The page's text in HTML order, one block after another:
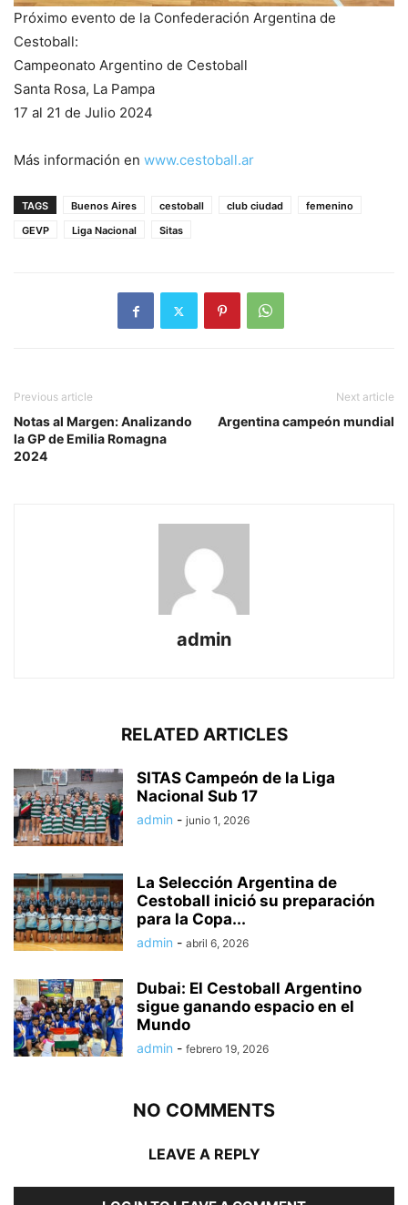
Próximo evento de la Confederación Argentina de
Cestoball:
Campeonato Argentino de Cestoball
Santa Rosa, La Pampa
17 al 21 de Julio 2024
Más información en www.cestoball.ar
TAGS Buenos Aires cestoball club ciudad
femenino
GEVP
Liga Nacional Sitas
Previous article
Notas al Margen: Analizando
la GP de Emilia Romagna
2024
Next article
Argentina campeón mundial
admin
RELATED ARTICLES
SITAS Campeón de la Liga
Nacional Sub 17
admin - junio 1, 2026
La Selección Argentina de
Cestoball inició su preparación
para la Copa...
admin - abril 6, 2026
Dubai: El Cestoball Argentino
sigue ganando espacio en el
Mundo
admin - febrero 19, 2026
NO COMMENTS
LEAVE A REPLY